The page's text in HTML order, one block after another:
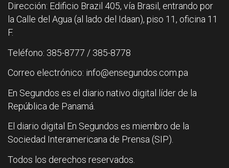
Dirección: Edificio Brazil 405, vía Brasil, entrando por
la Calle del Agua (al lado del Idaan), piso 11, oficina 11
F.
Teléfono: 385-8777 / 385-8778
Correo electrónico: info@ensegundos.com.pa
En Segundos es el diario nativo digital líder de la
República de Panamá.
El diario digital En Segundos es miembro de la
Sociedad Interamericana de Prensa (SIP).
Todos los derechos reservados.